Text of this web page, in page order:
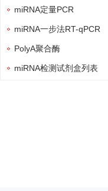
miRNA定量PCR
miRNA一步法RT-qPCR
PolyA聚合酶
miRNA检测试剂盒列表